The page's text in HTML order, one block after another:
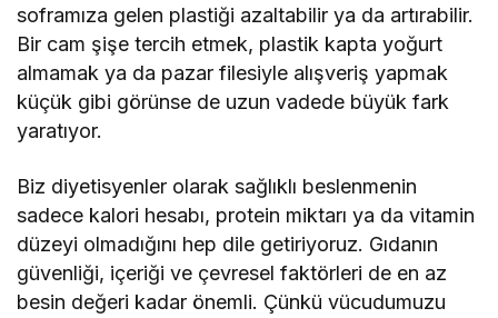
soframıza gelen plastiği azaltabilir ya da artırabilir.
Bir cam şişe tercih etmek, plastik kapta yoğurt
almamak ya da pazar filesiyle alışveriş yapmak
küçük gibi görünse de uzun vadede büyük fark
yaratıyor.
Biz diyetisyenler olarak sağlıklı beslenmenin
sadece kalori hesabı, protein miktarı ya da vitamin
düzeyi olmadığını hep dile getiriyoruz. Gıdanın
güvenliği, içeriği ve çevresel faktörleri de en az
besin değeri kadar önemli. Çünkü vücudumuzu